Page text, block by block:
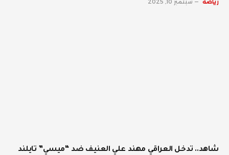
رياضة سبتمبر 10, 2025
شاهد.. تدخل العراقي مهند علي العنيف ضد “ميسي” تايلند